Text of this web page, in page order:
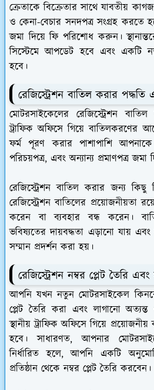
ক্রেতাকে বিক্রেতার সাথে যাবতীয়
ও কেনা-বেচার সনদপত্র সংগ্রহ করতে
জমা দিয়ে ফি পরিশোধ করুন।
সিস্টেমে আপডেট হবে এবং একটি
হবে।
রেজিস্ট্রেশন বাতিল করার
মোটরসাইকেলের রেজিস্ট্রেশন
ট্রাফিক অফিসে গিয়ে বাতিলকরণের
ফর্ম পূরণ করার পাশাপাশি আপনাকে
পরিচয়পত্র, এবং অন্যান্য প্রমাণপত্র জমা
রেজিস্ট্রেশন বাতিল করার জন্য
রেজিস্ট্রেশন বাতিলের প্রয়োজনীয়তা
করেন বা ব্যবহার বন্ধ করেন।
ভবিষ্যতের দায়বদ্ধতা এড়ানো যায়
সম্মান প্রদর্শন করা হয়।
রেজিস্ট্রেশন নম্বর প্লেট তৈরি
আপনি যখন নতুন মোটরসাইকেল
প্লেট তৈরি করা এবং লাগানো
স্থানীয় ট্রাফিক অফিসে গিয়ে
হবে। সাধারণত, আপনার
নির্ধারিত হলে, আপনি একটি
প্রতিষ্ঠান থেকে নম্বর প্লেট তৈরি করবেন।